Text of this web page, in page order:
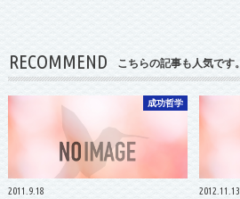
RECOMMEND こちらの記事も人気です。
成功哲学
2011.9.18 2012.11.13